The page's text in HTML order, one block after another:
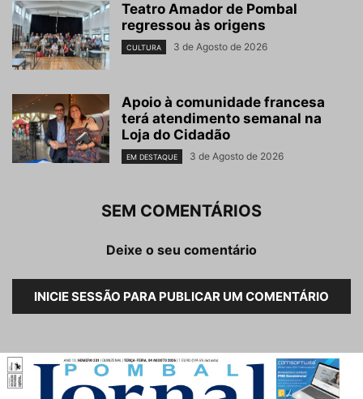
Teatro Amador de Pombal
regressou às origens
CULTURA 3 de Agosto de 2026
Apoio à comunidade francesa
terá atendimento semanal na
Loja do Cidadão
EM DESTAQUE 3 de Agosto de 2026
SEM COMENTÁRIOS
Deixe o seu comentário
INICIE SESSÃO PARA PUBLICAR UM COMENTÁRIO